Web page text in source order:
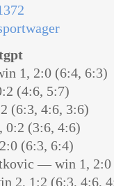
1, 2:0 (6:4, 6:3)
(4:6, 5:7)
(6:3, 4:6, 3:6)
0:2 (3:6, 4:6)
(6:3, 6:4)
— win 1,
2, 1:2 (6:3, 4:6,